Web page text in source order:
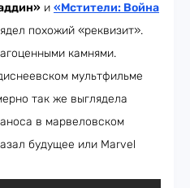
и «Мстители: Война
похожий «реквизит».
камнями.
мультфильме
так же выглядела
в марвеловском
будущее или Marvel